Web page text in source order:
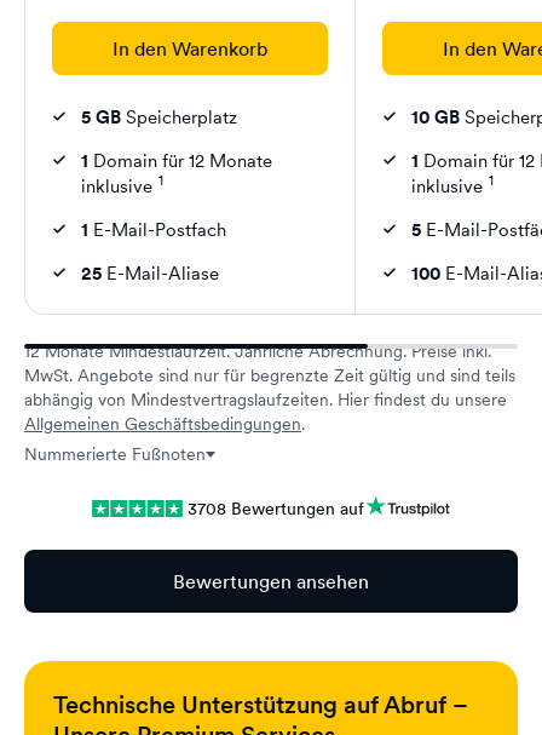
In den Warenkorb
5 GB Speicherplatz
1 Domain für 12 Monate
inklusive 1
1 E-Mail-Postfach
25 E-Mail-Aliase
In den
10 GB
1 Domain für
inklusive 1
5 E-Mail-
100 E-Mail-
12 Monate Mindestlaufzeit. Jährliche Abrechnung. Preise inkl.
MwSt. Angebote sind nur für begrenzte Zeit gültig und sind teils
abhängig von Mindestvertragslaufzeiten. Hier findest du unsere
Allgemeinen Geschäftsbedingungen.
Nummerierte Fußnoten
3708 Bewertungen auf
Bewertungen ansehen
Technische Unterstützung auf Abruf –